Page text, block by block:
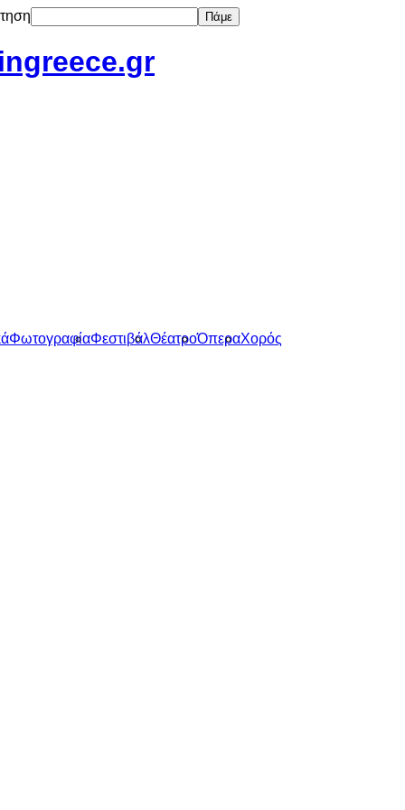
Πάμε
ΦωτογραφίαΦεστιβάλΘέατροΌπεραΧορός